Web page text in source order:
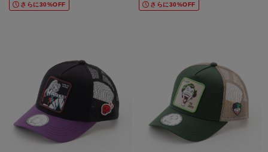
さらに30%OFF さらに30%OFF